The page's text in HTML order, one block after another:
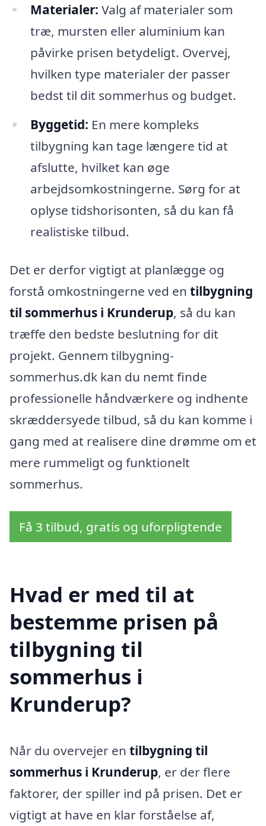
Materialer: Valg af materialer som
træ, mursten eller aluminium kan
påvirke prisen betydeligt. Overvej,
hvilken type materialer der passer
bedst til dit sommerhus og budget.
Byggetid: En mere kompleks
tilbygning kan tage længere tid at
afslutte, hvilket kan øge
arbejdsomkostningerne. Sørg for at
oplyse tidshorisonten, så du kan få
realistiske tilbud.
Det er derfor vigtigt at planlægge og
forstå omkostningerne ved en tilbygning
til sommerhus i Krunderup, så du kan
træffe den bedste beslutning for dit
projekt. Gennem tilbygning-
sommerhus.dk kan du nemt finde
professionelle håndværkere og indhente
skræddersyede tilbud, så du kan komme i
gang med at realisere dine drømme om et
mere rummeligt og funktionelt
sommerhus.
Få 3 tilbud, gratis og uforpligtende
Hvad er med til at
bestemme prisen på
tilbygning til
sommerhus i
Krunderup?
Når du overvejer en tilbygning til
sommerhus i Krunderup, er der flere
faktorer, der spiller ind på prisen. Det er
vigtigt at have en klar forståelse af,